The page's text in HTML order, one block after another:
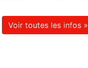
Voir toutes les infos »